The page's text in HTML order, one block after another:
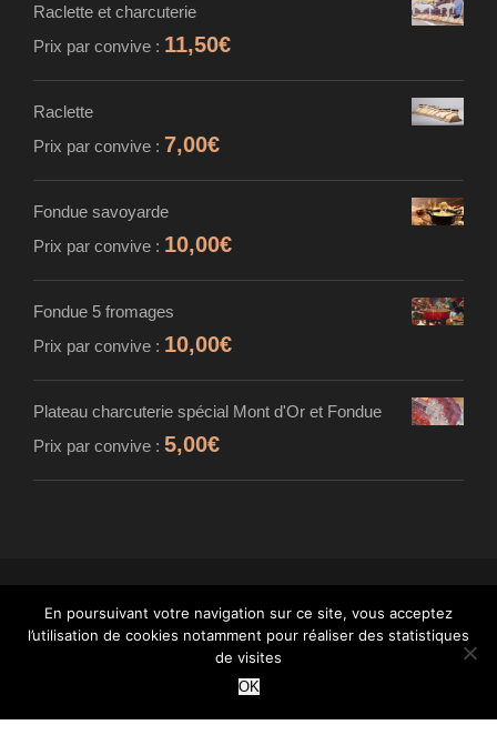
Raclette et charcuterie
Prix par convive : 11,50€
Raclette
Prix par convive : 7,00€
Fondue savoyarde
Prix par convive : 10,00€
Fondue 5 fromages
Prix par convive : 10,00€
Plateau charcuterie spécial Mont d'Or et Fondue
Prix par convive : 5,00€
© MAISON CARDINET - FROMAGER AFFINEUR
- TOUS DROITS RÉSERVÉS - INTÉGRATION :
WANT
En poursuivant votre navigation sur ce site, vous acceptez
l’utilisation de cookies notamment pour réaliser des statistiques
de visites
OK